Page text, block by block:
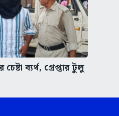
ব্যর্থ, গ্রেপ্তার টুলু